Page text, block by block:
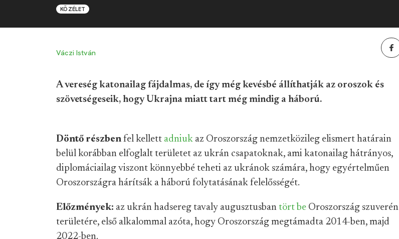
KÖZÉLET
Váczi István
A vereség katonailag fájdalmas, de így még kevésbé állíthatják az oroszok és
szövetségeseik, hogy Ukrajna miatt tart még mindig a háború.
Döntő részben fel kellett adniuk az Oroszország nemzetközileg elismert határain
belül korábban elfoglalt területet az ukrán csapatoknak, ami katonailag hátrányos,
diplomáciailag viszont könnyebbé teheti az ukránok számára, hogy egyértelműen
Oroszországra hárítsák a háború folytatásának felelősségét.
Előzmények: az ukrán hadsereg tavaly augusztusban tört be Oroszország szuverén
területére, első alkalommal azóta, hogy Oroszország megtámadta 2014-ben, majd
2022-ben.